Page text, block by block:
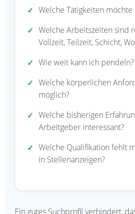
Welche Tätigkeiten möchte
Welche Arbeitszeiten sind
Vollzeit, Teilzeit, Schicht,
Wie weit kann ich pendeln?
Welche körperlichen
möglich?
Welche bisherigen
Arbeitgeber interessant?
Welche Qualifikation fehlt
in Stellenanzeigen?
Ein gutes Suchprofil verhindert,